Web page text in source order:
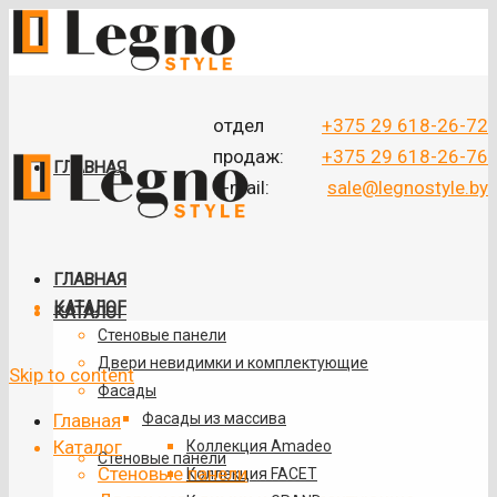
отдел
+375 29 618-26-72
продаж:
+375 29 618-26-76
e-mail: sale@legnostyle.by
ГЛАВНАЯ
КАТАЛОГ
Стеновые панели
ГЛАВНАЯ
КАТАЛОГ
Стеновые панели
Двери невидимки и комплектующие
Фасады
Фасады из массива
Коллекция Amadeo
Коллекция FACET
Skip to content
Главная
Каталог
Стеновые панели